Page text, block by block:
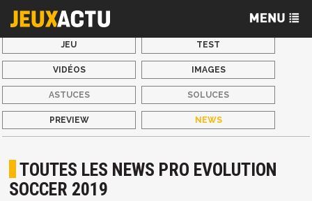
JEU TEST
VIDÉOS IMAGES
ASTUCES SOLUCES
PREVIEW NEWS
TOUTES LES NEWS PRO EVOLUTION
SOCCER 2019